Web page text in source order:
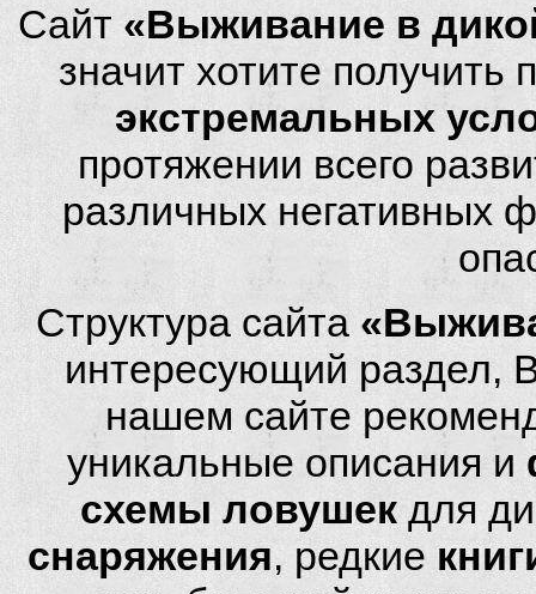
Сайт «Выживание в
значит хотите
экстремальных
протяжении всего
различных негативных
Структура сайта
интересующий раздел,
нашем сайте
уникальные описания и
схемы ловушек для
снаряжения, редкие